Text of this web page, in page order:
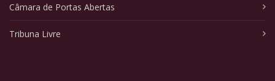
Câmara de Portas Abertas
Tribuna Livre